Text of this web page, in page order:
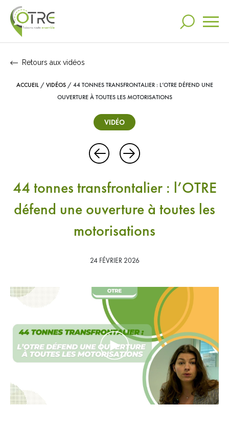
Espace presse
Partenariats
RECHERCHER
DANS VOS RECHERCHES
RECHERCHES LES PLUS POPULAIRES
Otre Mag Video
Retours aux vidéos
ACCUEIL / VIDÉOS / 44 TONNES TRANSFRONTALIER : L’OTRE DÉFEND UNE
OUVERTURE À TOUTES LES MOTORISATIONS
VIDÉO
44 tonnes transfrontalier : l’OTRE
défend une ouverture à toutes les
motorisations
24 FÉVRIER 2026